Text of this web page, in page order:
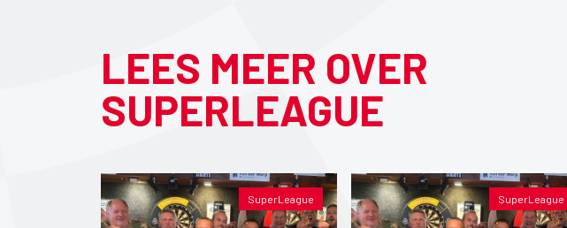
LEES MEER OVER
SUPERLEAGUE
SuperLeague SuperLeague